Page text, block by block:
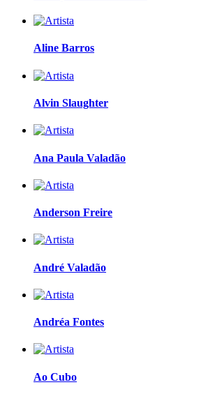
Aline Barros
Alvin Slaughter
Ana Paula Valadão
Anderson Freire
André Valadão
Andréa Fontes
Ao Cubo